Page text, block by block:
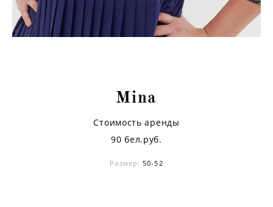
Mina
Стоимость аренды
90 бел.руб.
Размер: 50-52